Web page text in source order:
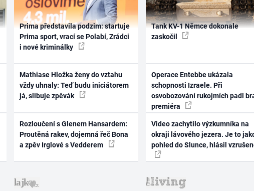
Prima představila podzim: startuje
Prima sport, vrací se Polabí, Zrádci
i nové kriminálky
Mathiase Hložka ženy do vztahu
vždy uhnaly: Teď budu iniciátorem
já, slibuje zpěvák
Rozloučení s Glenem Hansardem:
Proutěná rakev, dojemná řeč Bona
a zpěv Irglové s Vedderem
Tank KV-1 Němce dokonale
zaskočil
Operace Entebbe ukázala
schopnosti Izraele. Při
osvobozování rukojmích padl
premiéra
Video zachytilo výzkumníka na
okraji lávového jezera. Je to
pohled do Slunce, hlásil